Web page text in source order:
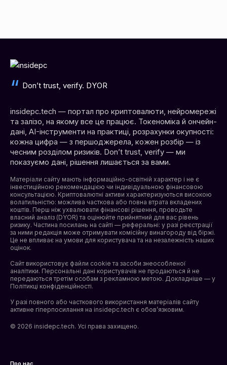
Don’t trust, verify. DYOR
insidepc.tech — портал про криптовалюти, нейромережі
та залізо, на якому все це працює. Токеноміка й ончейн-
дані, AI-інструменти на практиці, розрахунки окупності:
кожна цифра — з першоджерела, кожен розбір — із
чесним розділом ризиків. Don’t trust, verify — ми
показуємо дані, рішення лишається за вами.
Матеріали сайту мають інформаційно-освітній характер і не є
інвестиційною рекомендацією чи індивідуальною фінансовою
консультацією. Криптовалютні активи характеризуються високою
волатильністю: можлива часткова або повна втрата вкладених
коштів. Перш ніж ухвалювати фінансові рішення, проводьте
власний аналіз (DYOR) та оцінюйте прийнятний для вас рівень
ризику. Частина посилань на сайті — реферальні: у разі реєстрації
за ними редакція може отримувати комісійну винагороду від біржі.
Це не впливає на умови для користувача та на незалежність наших
оцінок.
Сайт використовує файли cookie та засоби знеособленої
аналітики. Персональні дані користувачів не продаються й не
передаються третім особам з рекламною метою. Докладніше — у
Політикці конфіденційності.
У разі повного або часткового використання матеріалів сайту
активне гіперпосилання на insidepc.tech є обов’язковим.
© 2026 insidepc.tech. Усі права захищено.
Про нас